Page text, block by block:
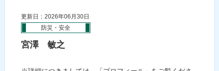
更新日：2026年06月30日
防災・安全
宮澤 敏之